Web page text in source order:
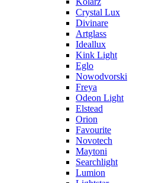
Crystal Lux
Divinare
Artglass
Ideallux
Kink Light
Eglo
Nowodvorski
Freya
Odeon Light
Elstead
Orion
Favourite
Novotech
Maytoni
Searchlight
Lumion